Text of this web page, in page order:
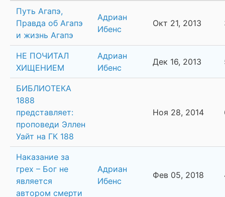
Путь Агапэ,
Правда об Агапэ
и жизнь Агапэ
Адриан
Ибенс
Окт 21, 2013
НЕ ПОЧИТАЛ
ХИЩЕНИЕМ
Адриан
Ибенс
Дек 16, 2013
БИБЛИОТЕКА
1888
представляет:
проповеди Эллен
Уайт на ГК 188
Ноя 28, 2014
Наказание за
грех – Бог не
является
автором смерти
Адриан
Ибенс
Фев 05, 2018